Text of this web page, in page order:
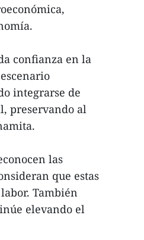
confianza en la
integrarse de
preservando al
las
que estas
También
elevando el